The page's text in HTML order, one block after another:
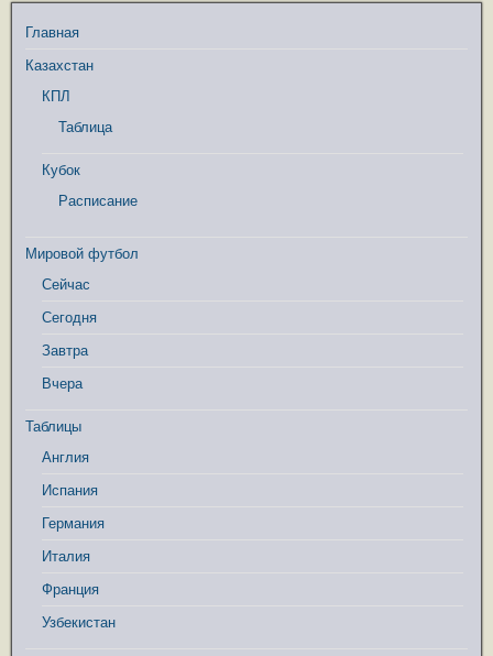
Главная
Казахстан
КПЛ
Таблица
Кубок
Расписание
Мировой футбол
Сейчас
Сегодня
Завтра
Вчера
Таблицы
Англия
Испания
Германия
Италия
Франция
Узбекистан